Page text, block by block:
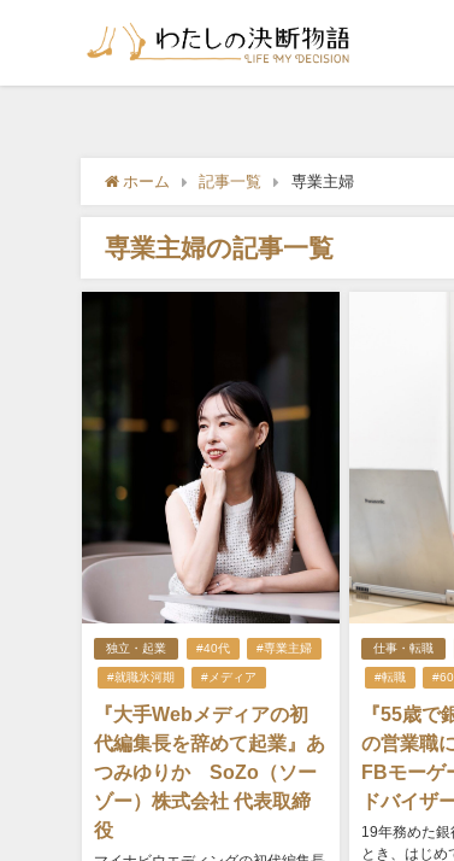
ホーム 記事一覧 専業主婦
専業主婦の記事一覧
独立・起業 #40代 #専業主婦
#就職氷河期 #メディア
『大手Webメディアの初
代編集長を辞めて起業』あ
つみゆりか SoZo（ソー
ゾー）株式会社 代表取締
役
仕事・転職
#転職
『55歳で
の営業職
FBモーゲ
ドバイザ
19年務めた
とき、はじめ